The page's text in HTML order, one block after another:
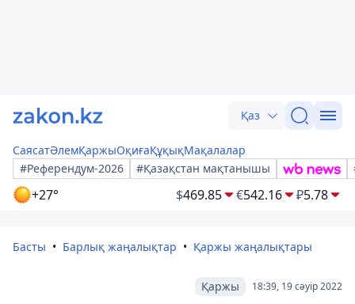
Қаз
СаясатӘлемҚаржыОқиғаҚұқықМақалалар
#Референдум-2026
#Қазақстан мақтанышы
+27° $469.85 €542.16 ₽5.78
Басты Барлық жаңалықтар Қаржы жаңалықтары
18:39, 19 сәуір 2022
Қаржы